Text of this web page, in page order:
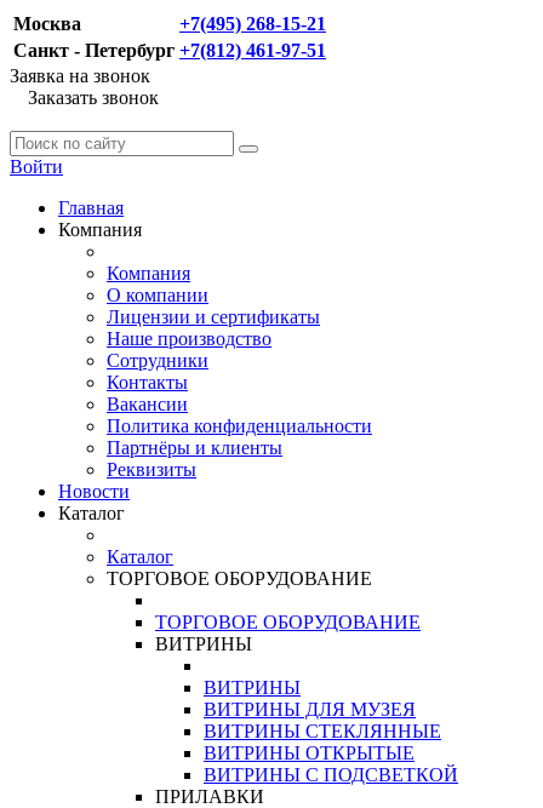
Москва
+7(495) 268-15-21
Санкт - Петербург +7(812) 461-97-51
Заявка на звонок
Заказать звонок
Войти
Главная
Компания
Компания
О компании
Лицензии и сертификаты
Наше производство
Сотрудники
Контакты
Вакансии
Политика конфиденциальности
Партнёры и клиенты
Реквизиты
Новости
Каталог
Каталог
ТОРГОВОЕ ОБОРУДОВАНИЕ
ТОРГОВОЕ ОБОРУДОВАНИЕ
ВИТРИНЫ
ВИТРИНЫ
ВИТРИНЫ ДЛЯ МУЗЕЯ
ВИТРИНЫ СТЕКЛЯННЫЕ
ВИТРИНЫ ОТКРЫТЫЕ
ВИТРИНЫ С ПОДСВЕТКОЙ
ПРИЛАВКИ